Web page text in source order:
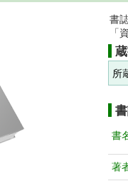
書
「
所
書
著